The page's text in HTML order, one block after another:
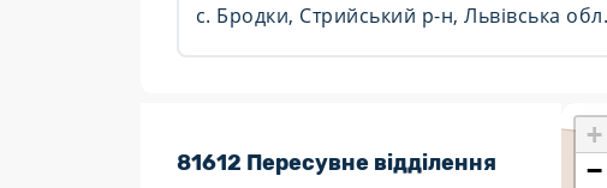
81612 Пересувне відділення
+
−